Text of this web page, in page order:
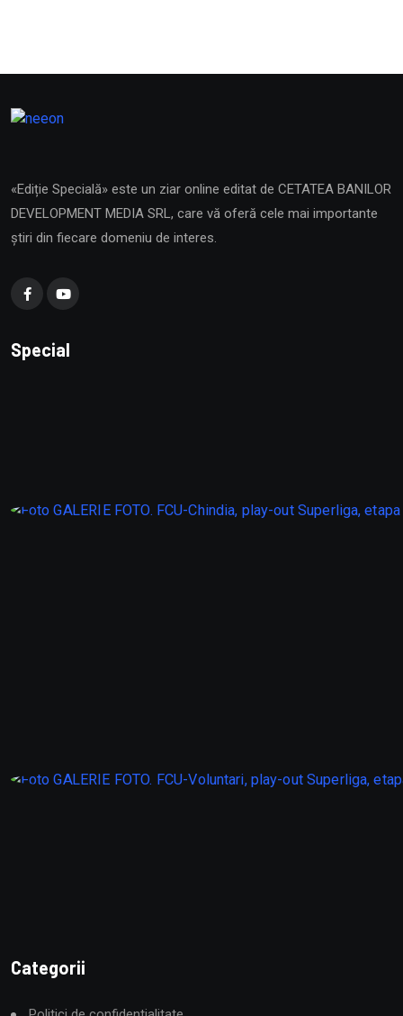
«Ediție Specială» este un ziar online editat de CETATEA BANILOR
DEVELOPMENT MEDIA SRL, care vă oferă cele mai importante
știri din fiecare domeniu de interes.
Special
Categorii